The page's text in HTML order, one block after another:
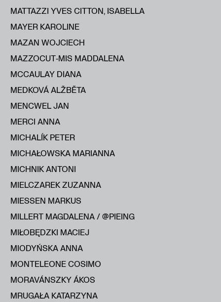
MATTAZZI YVES CITTON, ISABELLA
MAYER KAROLINE
MAZAN WOJCIECH
MAZZOCUT‑MIS MADDALENA
MCCAULAY DIANA
MEDKOVÁ ALŽBĔTA
MENCWEL JAN
MERCI ANNA
MICHALÍK PETER
MICHAŁOWSKA MARIANNA
MICHNIK ANTONI
MIELCZAREK ZUZANNA
MIESSEN MARKUS
MILLERT MAGDALENA / @PIEING
MIŁOBĘDZKI MACIEJ
MIODYŃSKA ANNA
MONTELEONE COSIMO
MORAVÁNSZKY ÁKOS
MRUGAŁA KATARZYNA